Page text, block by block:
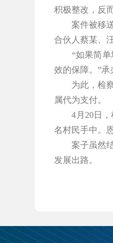
积极整改，反
案件被移送
合伙人蔡某、
“如果简单地
效的保障。”承
为此，检察
属代为支付。
4月20日，检
名村民手中。
案子虽然结
发展出路。